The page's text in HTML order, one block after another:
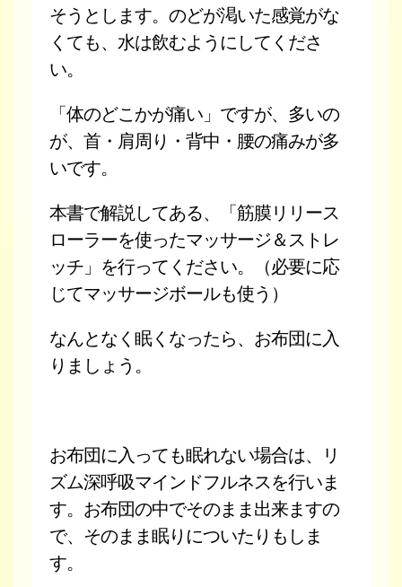
そうとします。のどが渇いた感覚がな
くても、水は飲むようにしてくださ
い。
「体のどこかが痛い」ですが、多いの
が、首・肩周り・背中・腰の痛みが多
いです。
本書で解説してある、「筋膜リリース
ローラーを使ったマッサージ＆ストレ
ッチ」を行ってください。（必要に応
じてマッサージボールも使う）
なんとなく眠くなったら、お布団に入
りましょう。
お布団に入っても眠れない場合は、リ
ズム深呼吸マインドフルネスを行いま
す。お布団の中でそのまま出来ますの
で、そのまま眠りについたりもしま
す。